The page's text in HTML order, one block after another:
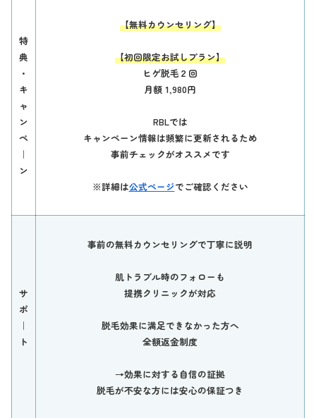
特
典
・
キ
ャ
ン
ペ
｜
ン
【無料カウンセリング】
【初回限定お試しプラン】
ヒゲ脱毛２回
月額 1,980円
RBLでは
キャンペーン情報は頻繁に更新されるため
事前チェックがオススメです
※詳細は公式ページでご確認ください
サ
ポ
｜
ト
事前の無料カウンセリングで丁寧に説明
肌トラブル時のフォローも
提携クリニックが対応
脱毛効果に満足できなかった方へ
全額返金制度
→効果に対する自信の証拠
脱毛が不安な方には安心の保証つき